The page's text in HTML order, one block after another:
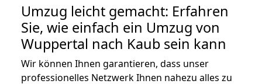
Umzug leicht gemacht: Erfahren
Sie, wie einfach ein Umzug von
Wuppertal nach Kaub sein kann
Wir können Ihnen garantieren, dass unser
professionelles Netzwerk Ihnen nahezu alles zu